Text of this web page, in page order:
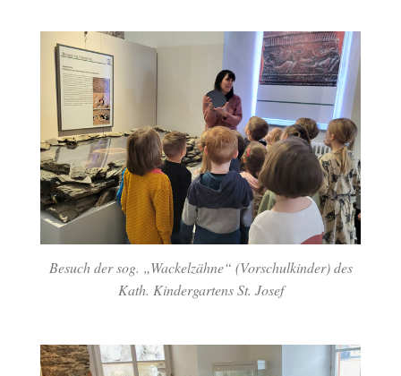
Besuch der sog. „Wackelzähne“ (Vorschulkinder) des
Kath. Kindergartens St. Josef